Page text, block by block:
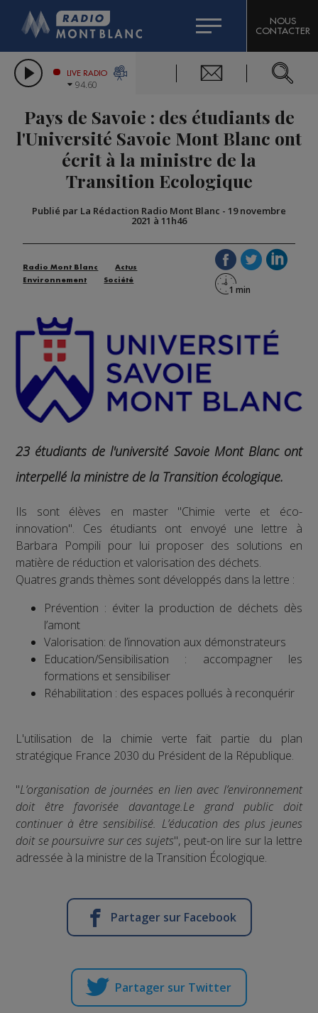
LES CHRONIQUES DE L'EXPERT
CITIZEN MACHINERY
GRAND MASSIF DOMAINES SKIABLES
BIGARD
COMPAGNIE DU MONT-BLANC
NOUS
CONTACTER
LIVE RADIO
94.60
Pays de Savoie : des étudiants de
l'Université Savoie Mont Blanc ont
écrit à la ministre de la
Transition Ecologique
Publié par La Rédaction Radio Mont Blanc - 19 novembre
2021 à 11h46
Radio Mont Blanc
Actus
Environnement
Société
23 étudiants de l'université Savoie Mont Blanc ont
interpellé la ministre de la Transition écologique.
Ils sont élèves en master "Chimie verte et éco-
innovation". Ces étudiants ont envoyé une lettre à
Barbara Pompili pour lui proposer des solutions en
matière de réduction et valorisation des déchets.
Quatres grands thèmes sont développés dans la lettre :
Prévention : éviter la production de déchets dès
l’amont
Valorisation: de l’innovation aux démonstrateurs
Education/Sensibilisation : accompagner les
formations et sensibiliser
Réhabilitation : des espaces pollués à reconquérir
L'utilisation de la chimie verte fait partie du plan
stratégique France 2030 du Président de la République.
"L’organisation de journées en lien avec l’environnement
doit être favorisée davantage.Le grand public doit
continuer à être sensibilisé. L’éducation des plus jeunes
doit se poursuivre sur ces sujets", peut-on lire sur la lettre
adressée à la ministre de la Transition Écologique.
Partager sur Facebook
Partager sur Twitter